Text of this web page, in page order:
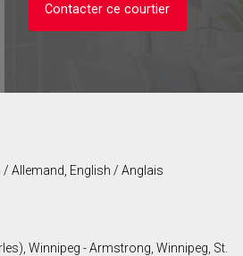
Contacter ce courtier
Allemand, English / Anglais
Winnipeg - Armstrong, Winnipeg, St.